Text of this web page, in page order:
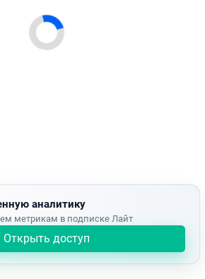
аналитику
метрикам в подписке Лайт
Открыть доступ